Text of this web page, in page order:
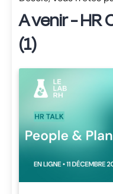
A venir - HR
(1)